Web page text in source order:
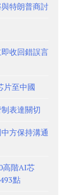
特朗普商討
收回錯誤言
片至中國
表達關切
方保持溝通
高階AI芯
點